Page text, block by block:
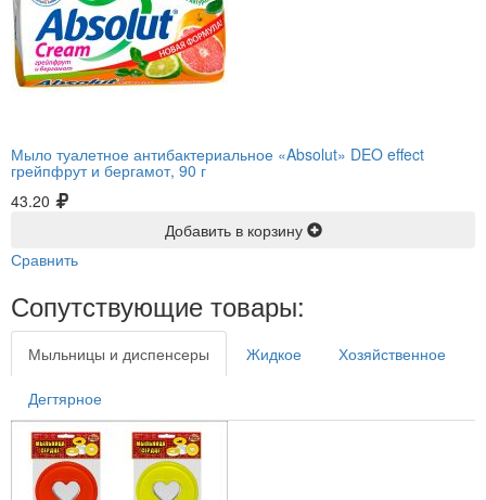
Мыло туалетное антибактериальное «Absolut» DEO effect
грейпфрут и бергамот, 90 г
43.20
Добавить в корзину
Сравнить
Сопутствующие товары:
Мыльницы и диспенсеры Жидкое Хозяйственное
Дегтярное